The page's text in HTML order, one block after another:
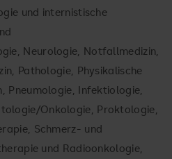
und internistische
Neurologie, Notfallmedizin,
Pathologie, Physikalische
Pneumologie, Infektiologie,
Onkologie, Proktologie,
Schmerz- und
und Radioonkologie,